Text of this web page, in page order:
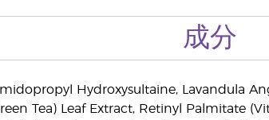
成分
Hydroxysultaine, Lavandula
Tea) Leaf Extract, Retinyl Palmitate